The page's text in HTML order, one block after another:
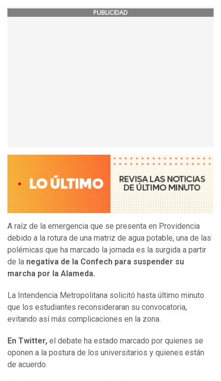
PUBLICIDAD
A raíz de la emergencia que se presenta en Providencia
debido a la rotura de una matriz de agua potable, una de las
polémicas que ha marcado la jornada es la surgida a partir
de la negativa de la Confech para suspender su
marcha por la Alameda.
La Intendencia Metropolitana solicitó hasta último minuto
que los estudiantes reconsideraran su convocatoria,
evitando así más complicaciones en la zona.
En Twitter, el debate ha estado marcado por quienes se
oponen a la postura de los universitarios y quienes están
de acuerdo.